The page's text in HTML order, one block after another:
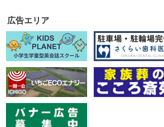
広告エリア